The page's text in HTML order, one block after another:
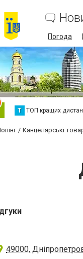
Погода
Т ТОП кращих
Канцелярські
49000,